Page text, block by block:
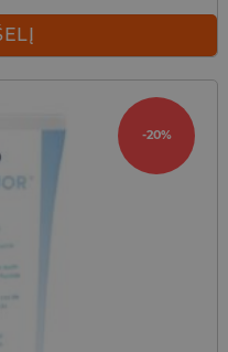
-20%